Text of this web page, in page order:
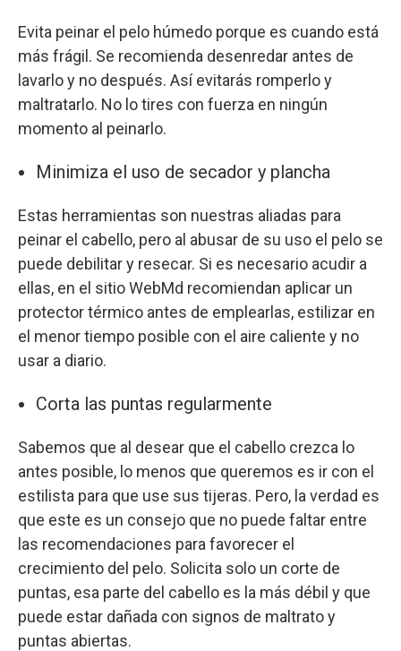
Evita peinar el pelo húmedo porque es cuando está
más frágil. Se recomienda desenredar antes de
lavarlo y no después. Así evitarás romperlo y
maltratarlo. No lo tires con fuerza en ningún
momento al peinarlo.
Minimiza el uso de secador y plancha
Estas herramientas son nuestras aliadas para
peinar el cabello, pero al abusar de su uso el pelo se
puede debilitar y resecar. Si es necesario acudir a
ellas, en el sitio WebMd recomiendan aplicar un
protector térmico antes de emplearlas, estilizar en
el menor tiempo posible con el aire caliente y no
usar a diario.
Corta las puntas regularmente
Sabemos que al desear que el cabello crezca lo
antes posible, lo menos que queremos es ir con el
estilista para que use sus tijeras. Pero, la verdad es
que este es un consejo que no puede faltar entre
las recomendaciones para favorecer el
crecimiento del pelo. Solicita solo un corte de
puntas, esa parte del cabello es la más débil y que
puede estar dañada con signos de maltrato y
puntas abiertas.